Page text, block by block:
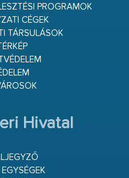
PROGRAMOK
CÉGEK
TÁRSULÁSOK
Hivatal